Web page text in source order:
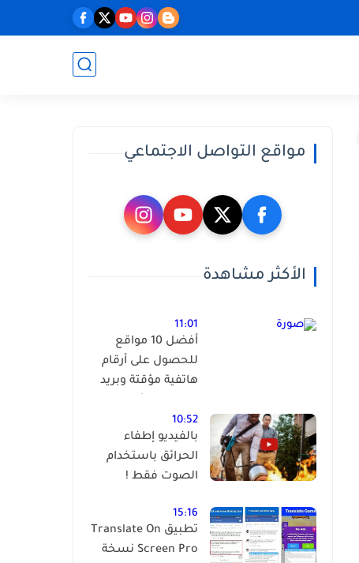
مواقع التواصل الاجتماعي
الأكثر مشاهدة
11:01
أفضل 10 مواقع
للحصول على أرقام
هاتفية مؤقتة وبريد
وبالمجان !
10:52
بالفيديو إطفاء
الحرائق باستخدام
الصوت فقط !
15:16
تطبيق Translate On
Screen Pro نسخة